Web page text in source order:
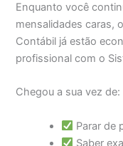
Enquanto você
mensalidades caras,
Contábil já estão
profissional com o
Chegou a sua vez de:
Parar de
Saber